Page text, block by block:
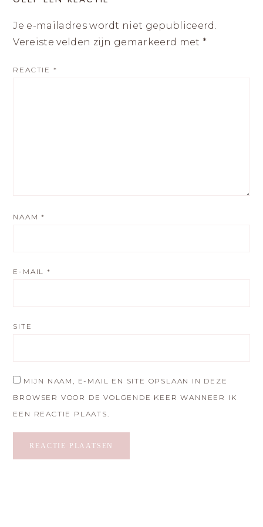
Je e-mailadres wordt niet gepubliceerd.
Vereiste velden zijn gemarkeerd met *
REACTIE *
NAAM*
E-MAIL*
SITE
MIJN NAAM, E-MAIL EN SITE OPSLAAN IN DEZE
BROWSER VOOR DE VOLGENDE KEER WANNEER IK
EEN REACTIE PLAATS.